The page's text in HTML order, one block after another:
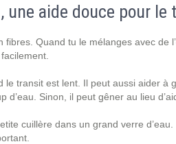
une aide douce pour le
fibres. Quand tu le mélanges avec de
le transit est lent. Il peut aussi aider à
Sinon, il peut gêner au lieu
cuillère dans un grand verre